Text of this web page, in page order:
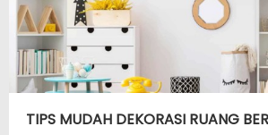
TIPS MUDAH DEKORASI RUANG